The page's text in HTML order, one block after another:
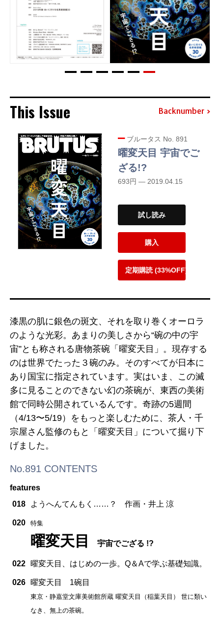
This Issue Backnumber
ブルータス No. 891
曜変天目 宇宙でご
ざる!?
693円 — 2019.04.15
試し読み
購入
定期購読 (33%OFF)
漆黒の肌に銀色の斑文、それを取り巻くオーロラ
のような光彩。あまりの美しさから“碗の中の宇
宙”とも称される唐物茶碗「曜変天目」。現存する
のは世界でたった３碗のみ。そのすべてが日本に
あり国宝に指定されています。実はいま、この滅
多に見ることのできない幻の茶碗が、東西の美術
館で同時公開されているんです。奇跡の5週間
（4/13〜5/19）をもっと楽しむために、茶人・千
宗屋さん監修のもと「曜変天目」について掘り下
げました。
No.891 CONTENTS
features
018
ようへんてんもく……？ 作画・井上 涼
020 特集
曜変天目 宇宙でござる !?
022 曜変天目、はじめの一歩。Q＆Aで学ぶ基礎知識。
026 曜変天目 1碗目
東京・静嘉堂文庫美術館所蔵 曜変天目（稲葉天目） 世に類い
なき、無上の茶碗。